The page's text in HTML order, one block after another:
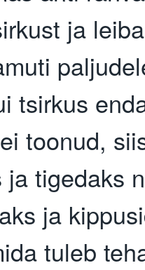
ja
tsirkus
toonud,
ja tigedaks
ja
tuleb